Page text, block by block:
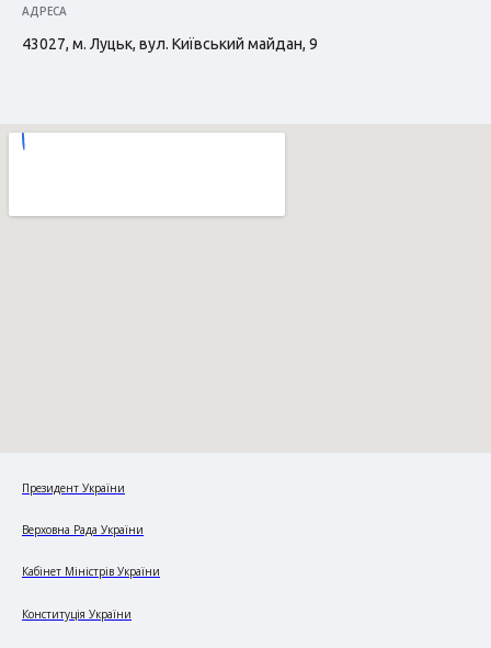
АДРЕСА
43027, м. Луцьк, вул. Київський майдан, 9
Президент України
Верховна Рада України
Кабінет Міністрів України
Конституція України